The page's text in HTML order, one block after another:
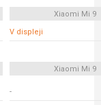
Xiaomi Mi 9
V displeji
Xiaomi Mi 9
-